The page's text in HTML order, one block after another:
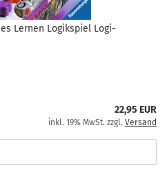
Lernen Logikspiel Logi-
22,95 EUR
inkl. 19% MwSt. zzgl. Versand